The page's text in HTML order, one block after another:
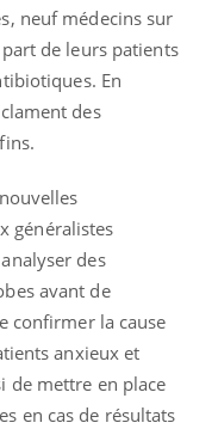
neuf médecins sur
de leurs patients
En
des
généralistes
des
avant de
confirmer la cause
anxieux et
de mettre en place
en cas de résultats